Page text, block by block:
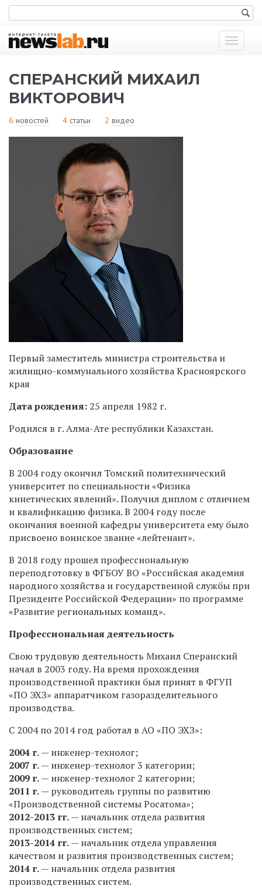
Показать
меню
СПЕРАНСКИЙ МИХАИЛ
ВИКТОРОВИЧ
6 новостей 4 статьи 2 видео
Первый заместитель министра строительства и
жилищно-коммунального хозяйства Красноярского
края
Дата рождения: 25 апреля 1982 г.
Родился в г. Алма-Ате республики Казахстан.
Образование
В 2004 году окончил Томский политехнический
университет по специальности «Физика
кинетических явлений». Получил диплом с отличием
и квалификацию физика. В 2004 году после
окончания военной кафедры университета ему было
присвоено воинское звание «лейтенант».
В 2018 году прошел профессиональную
переподготовку в ФГБОУ ВО «Российская академия
народного хозяйства и государственной службы при
Президенте Российской Федерации» по программе
«Развитие региональных команд».
Профессиональная деятельность
Свою трудовую деятельность Михаил Сперанский
начал в 2003 году. На время прохождения
производственной практики был принят в ФГУП
«ПО ЭХЗ» аппаратчиком газоразделительного
производства.
С 2004 по 2014 год работал в АО «ПО ЭХЗ»:
2004 г.— инженер-технолог;
2007 г.— инженер-технолог 3 категории;
2009 г.— инженер-технолог 2 категории;
2011 г.— руководитель группы по развитию
«Производственной системы Росатома»;
2012-2013 гг.— начальник отдела развития
производственных систем;
2013-2014 гг.— начальник отдела управления
качеством и развития производственных систем;
2014 г.— начальник отдела развития
производственных систем.